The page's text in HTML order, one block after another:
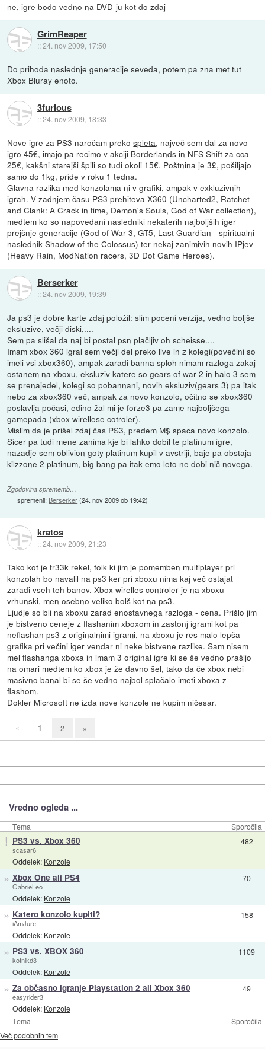
ne, igre bodo vedno na DVD-ju kot do zdaj
GrimReaper
::24. nov 2009, 17:50
Do prihoda naslednje generacije seveda, potem pa zna met tut
Xbox Bluray enoto.
3furious
::24. nov 2009, 18:33
Nove igre za PS3 naročam prekospleta, največ sem dal za novo
igro 45€, imajo pa recimo v akciji Borderlands in NFS Shift za cca
25€, kakšni starejši špili so tudi okoli 15€. Poštnina je 3£, pošiljajo
samo do 1kg, pride v roku 1 tedna.
Glavna razlika med konzolama ni v grafiki, ampak v exkluzivnih
igrah. V zadnjem času PS3 prehiteva X360 (Uncharted2, Ratchet
and Clank: A Crack in time, Demon's Souls, God of War collection),
medtem ko so napovedani nasledniki nekaterih najboljših iger
prejšnje generacije (God of War 3, GT5, Last Guardian - spiritualni
naslednik Shadow of the Colossus) ter nekaj zanimivih novih IPjev
(Heavy Rain, ModNation racers, 3D Dot Game Heroes).
Berserker
::24. nov 2009, 19:39
Ja ps3 je dobre karte zdaj položil: slim poceni verzija, vedno boljše
eksluzive, večji diski,....
Sem pa slišal da naj bi postal psn plačljiv oh scheisse....
Imam xbox 360 igral sem večji del preko live in z kolegi(povečini so
imeli vsi xbox360), ampak zaradi banna sploh nimam razloga zakaj
ostanem na xboxu, eksluziv katere so gears of war 2 in halo 3 sem
se prenajedel, kolegi so pobannani, novih eksluziv(gears 3) pa itak
nebo za xbox360 več, ampak za novo konzolo, očitno se xbox360
poslavlja počasi, edino žal mi je forze3 pa zame najboljšega
gamepada (xbox wirellese cotroler).
Mislim da je prišel zdaj čas PS3, predem M$ spaca novo konzolo.
Sicer pa tudi mene zanima kje bi lahko dobil te platinum igre,
nazadje sem oblivion goty platinum kupil v avstriji, baje pa obstaja
kilzzone 2 platinum, big bang pa itak emo leto ne dobi nič novega.
Zgodovina sprememb…
spremenil: Berserker(24. nov 2009 ob 19:42)
kratos
::24. nov 2009, 21:23
Tako kot je tr33k rekel, folk ki jim je pomemben multiplayer pri
konzolah bo navalil na ps3 ker pri xboxu nima kaj več ostajat
zaradi vseh teh banov. Xbox wirelles controler je na xboxu
vrhunski, men osebno veliko bolš kot na ps3.
Ljudje so bli na xboxu zarad enostavnega razloga - cena. Prišlo jim
je bistveno ceneje z flashanim xboxom in zastonj igrami kot pa
neflashan ps3 z originalnimi igrami, na xboxu je res malo lepša
grafika pri večini iger vendar ni neke bistvene razlike. Sam nisem
mel flashanga xboxa in imam 3 original igre ki se še vedno prašijo
na omari medtem ko xbox je že davno šel, tako da če xbox nebi
masivno banal bi se še vedno najbol splačalo imeti xboxa z
flashom.
Dokler Microsoft ne izda nove konzole ne kupim ničesar.
« 1 2 »
Vredno ogleda ...
Tema Sporočila
Tema Sporočila
! PS3 vs. Xbox 360
scasar6
Oddelek: Konzole
482
» Xbox One ali PS4
GabrieLeo
Oddelek: Konzole
70
» Katero konzolo kupiti?
iAmJure
Oddelek: Konzole
158
» PS3 vs. XBOX 360
kotnikd3
Oddelek: Konzole
1109
» Za občasno igranje Playstation 2 ali Xbox 360
easyrider3
Oddelek: Konzole
49
Več podobnih tem